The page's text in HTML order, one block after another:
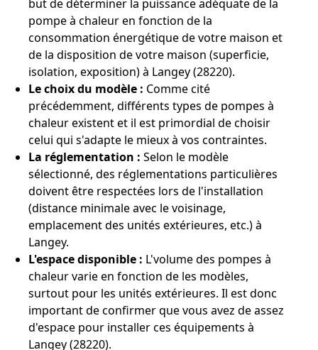
but de déterminer la puissance adéquate de la
pompe à chaleur en fonction de la
consommation énergétique de votre maison et
de la disposition de votre maison (superficie,
isolation, exposition) à Langey (28220).
Le choix du modèle : Comme cité
précédemment, différents types de pompes à
chaleur existent et il est primordial de choisir
celui qui s'adapte le mieux à vos contraintes.
La réglementation : Selon le modèle
sélectionné, des réglementations particulières
doivent être respectées lors de l'installation
(distance minimale avec le voisinage,
emplacement des unités extérieures, etc.) à
Langey.
L'espace disponible : L'volume des pompes à
chaleur varie en fonction de les modèles,
surtout pour les unités extérieures. Il est donc
important de confirmer que vous avez de assez
d'espace pour installer ces équipements à
Langey (28220).